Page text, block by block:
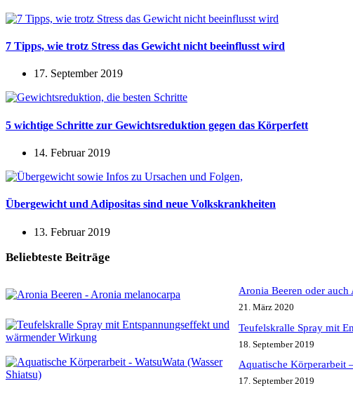
7 Tipps, wie trotz Stress das Gewicht nicht beeinflusst wird
17. September 2019
5 wichtige Schritte zur Gewichtsreduktion gegen das Körperfett
14. Februar 2019
Übergewicht und Adipositas sind neue Volkskrankheiten
13. Februar 2019
Beliebteste Beiträge
Aronia Beeren oder auch
21. März 2020
Teufelskralle Spray mit
18. September 2019
Aquatische Körperarbeit
17. September 2019